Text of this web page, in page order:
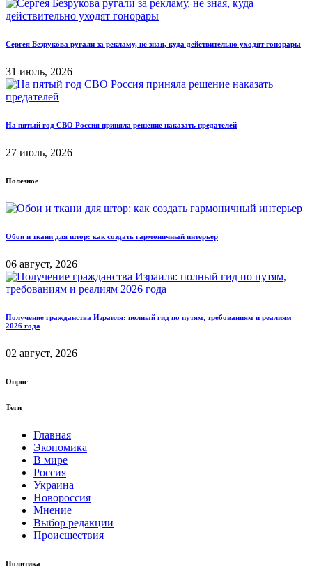
Сергея Безрукова ругали за рекламу, не зная, куда действительно уходят гонорары
31 июль, 2026
На пятый год СВО Россия приняла решение наказать предателей
27 июль, 2026
Полезное
Обои и ткани для штор: как создать гармоничный интерьер
06 август, 2026
Получение гражданства Израиля: полный гид по путям, требованиям и реалиям
2026 года
02 август, 2026
Опрос
Теги
Главная
Экономика
В мире
Россия
Украина
Новороссия
Мнение
Выбор редакции
Происшествия
Политика